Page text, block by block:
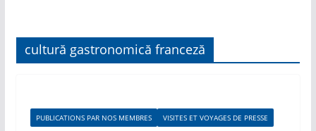
cultură gastronomică franceză
PUBLICATIONS PAR NOS MEMBRES VISITES ET VOYAGES DE PRESSE